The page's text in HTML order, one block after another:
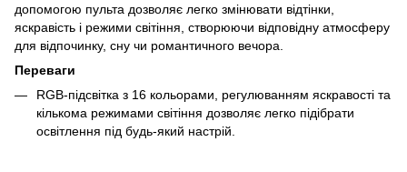
допомогою пульта дозволяє легко змінювати відтінки,
яскравість і режими світіння, створюючи відповідну атмосферу
для відпочинку, сну чи романтичного вечора.
Переваги
RGB-підсвітка з 16 кольорами, регулюванням яскравості та
кількома режимами світіння дозволяє легко підібрати
освітлення під будь-який настрій.